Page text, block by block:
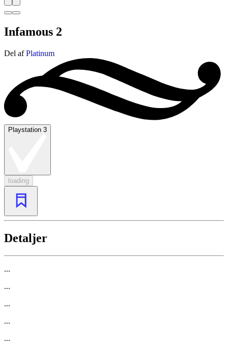
Infamous 2
Del afPlatinum
Playstation 3
loading
Detaljer
...
...
...
...
...